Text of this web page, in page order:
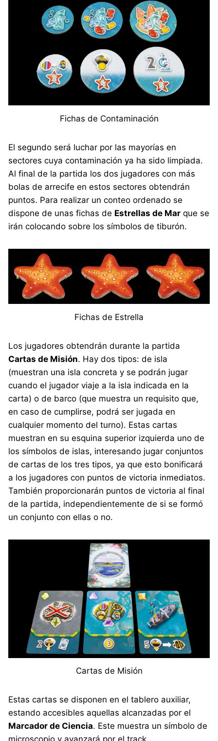
Fichas de Contaminación
El segundo será luchar por las mayorías en
sectores cuya contaminación ya ha sido limpiada.
Al final de la partida los dos jugadores con más
bolas de arrecife en estos sectores obtendrán
puntos. Para realizar un conteo ordenado se
dispone de unas fichas de Estrellas de Mar que se
irán colocando sobre los símbolos de tiburón.
Fichas de Estrella
Los jugadores obtendrán durante la partida
Cartas de Misión. Hay dos tipos: de isla
(muestran una isla concreta y se podrán jugar
cuando el jugador viaje a la isla indicada en la
carta) o de barco (que muestra un requisito que,
en caso de cumplirse, podrá ser jugada en
cualquier momento del turno). Estas cartas
muestran en su esquina superior izquierda uno de
los símbolos de islas, interesando jugar conjuntos
de cartas de los tres tipos, ya que esto bonificará
a los jugadores con puntos de victoria inmediatos.
También proporcionarán puntos de victoria al final
de la partida, independientemente de si se formó
un conjunto con ellas o no.
Cartas de Misión
Estas cartas se disponen en el tablero auxiliar,
estando accesibles aquellas alcanzadas por el
Marcador de Ciencia. Este muestra un símbolo de